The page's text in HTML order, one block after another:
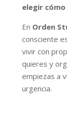
elegir
En Orden
consciente
vivir con
quieres y
empiezas a
urgencia.